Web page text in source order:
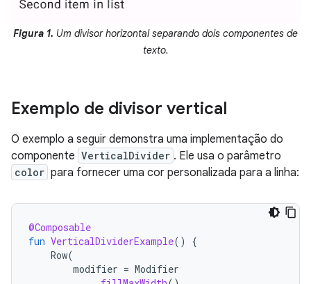
Figura 1. Um divisor horizontal separando dois componentes de
texto.
Exemplo de divisor vertical
O exemplo a seguir demonstra uma implementação do
componente VerticalDivider . Ele usa o parâmetro
color para fornecer uma cor personalizada para a linha:
@Composable
fun VerticalDividerExample()
{
Row(
modifier = Modifier